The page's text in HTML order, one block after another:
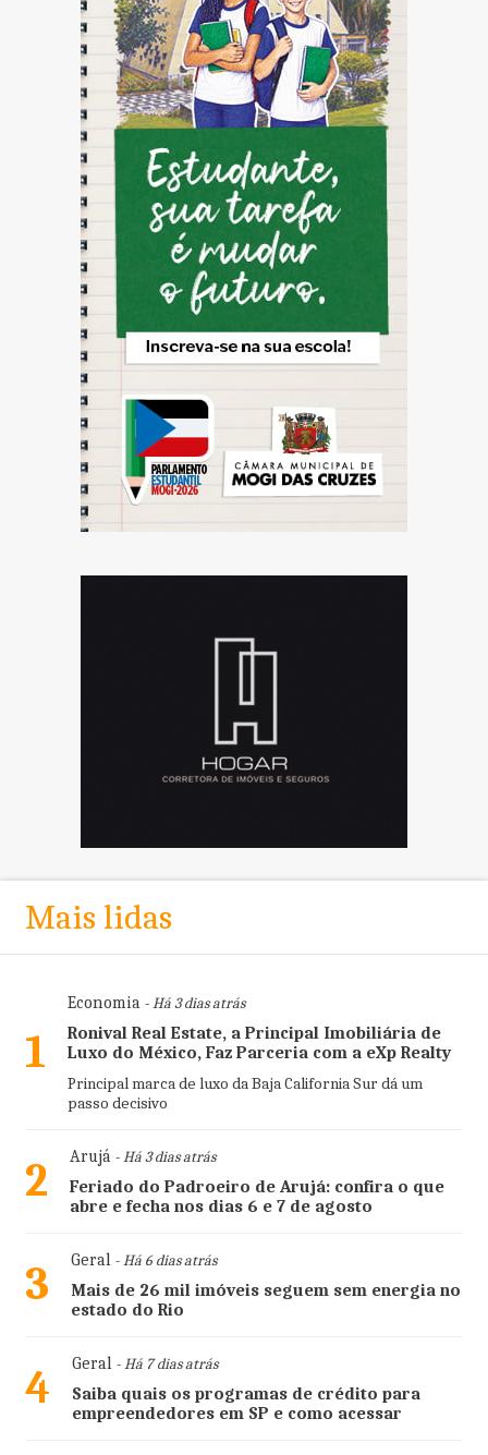
Mais lidas
1
Economia- Há 3 dias atrás
Ronival Real Estate, a Principal Imobiliária de
Luxo do México, Faz Parceria com a eXp Realty
Principal marca de luxo da Baja California Sur dá um
passo decisivo
2 Arujá- Há 3 dias atrás
Feriado do Padroeiro de Arujá: confira o que
abre e fecha nos dias 6 e 7 de agosto
3 Geral- Há 6 dias atrás
Mais de 26 mil imóveis seguem sem energia no
estado do Rio
4 Geral- Há 7 dias atrás
Saiba quais os programas de crédito para
empreendedores em SP e como acessar